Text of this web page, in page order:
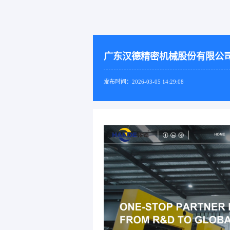
广东汉德精密机械股份有限公
发布时间：2026-03-05 14:29:08